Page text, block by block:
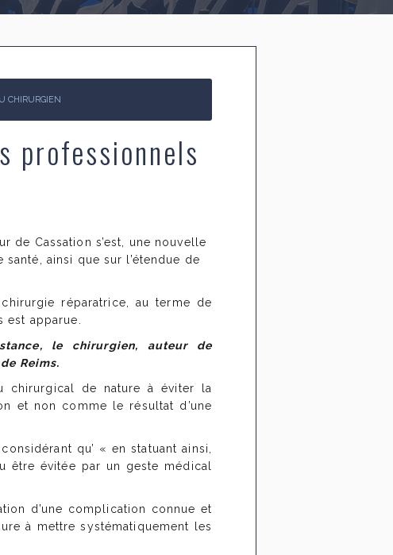
CHIRURGIEN
professionnels
de Cassation s’est, une nouvelle
ainsi que sur l’étendue de
réparatrice, au terme de
apparue.
le chirurgien, auteur de
Reims.
chirurgical de nature à éviter la
et non comme le résultat d’une
qu’ « en statuant ainsi,
être évitée par un geste médical
d’une complication connue et
à mettre systématiquement les